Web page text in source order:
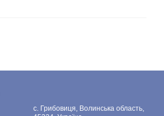
с. Грибовиця, Волинська область,